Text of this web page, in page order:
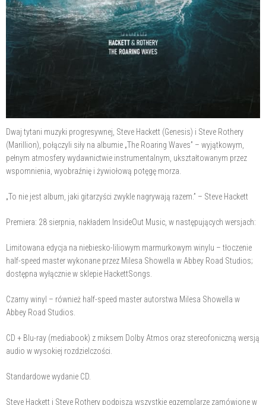
Dwaj tytani muzyki progresywnej, Steve Hackett (Genesis) i Steve Rothery
(Marillion), połączyli siły na albumie „The Roaring Waves” – wyjątkowym,
pełnym atmosfery wydawnictwie instrumentalnym, ukształtowanym przez
wspomnienia, wyobraźnię i żywiołową potęgę morza.
„To nie jest album, jaki gitarzyści zwykle nagrywają razem.” – Steve Hackett
Premiera: 28 sierpnia, nakładem InsideOut Music, w następujących wersjach:
Limitowana edycja na niebiesko-liliowym marmurkowym winylu – tłoczenie
half-speed master wykonane przez Milesa Showella w Abbey Road Studios;
dostępna wyłącznie w sklepie HackettSongs.
Czarny winyl – również half-speed master autorstwa Milesa Showella w
Abbey Road Studios.
CD + Blu-ray (mediabook) z miksem Dolby Atmos oraz stereofoniczną wersją
audio w wysokiej rozdzielczości.
Standardowe wydanie CD.
Steve Hackett i Steve Rothery podpiszą wszystkie egzemplarze zamówione w